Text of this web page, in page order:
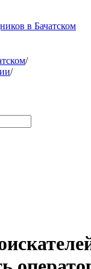
в Бачатском
/
/